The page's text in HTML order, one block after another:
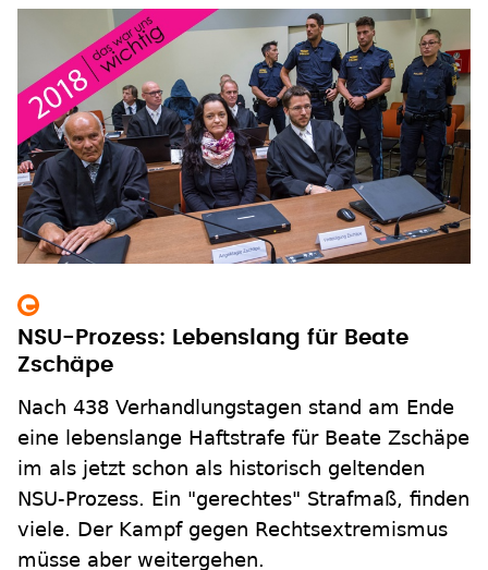
NSU-Prozess: Lebenslang für Beate
Zschäpe
Nach 438 Verhandlungstagen stand am Ende
eine lebenslange Haftstrafe für Beate Zschäpe
im als jetzt schon als historisch geltenden
NSU-Prozess. Ein "gerechtes" Strafmaß, finden
viele. Der Kampf gegen Rechtsextremismus
müsse aber weitergehen.